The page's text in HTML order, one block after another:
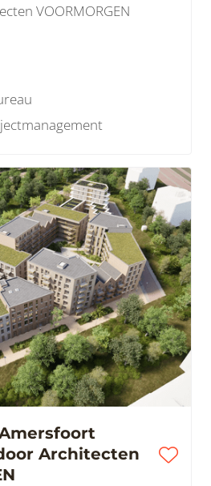
VOORMORGEN
Architecten